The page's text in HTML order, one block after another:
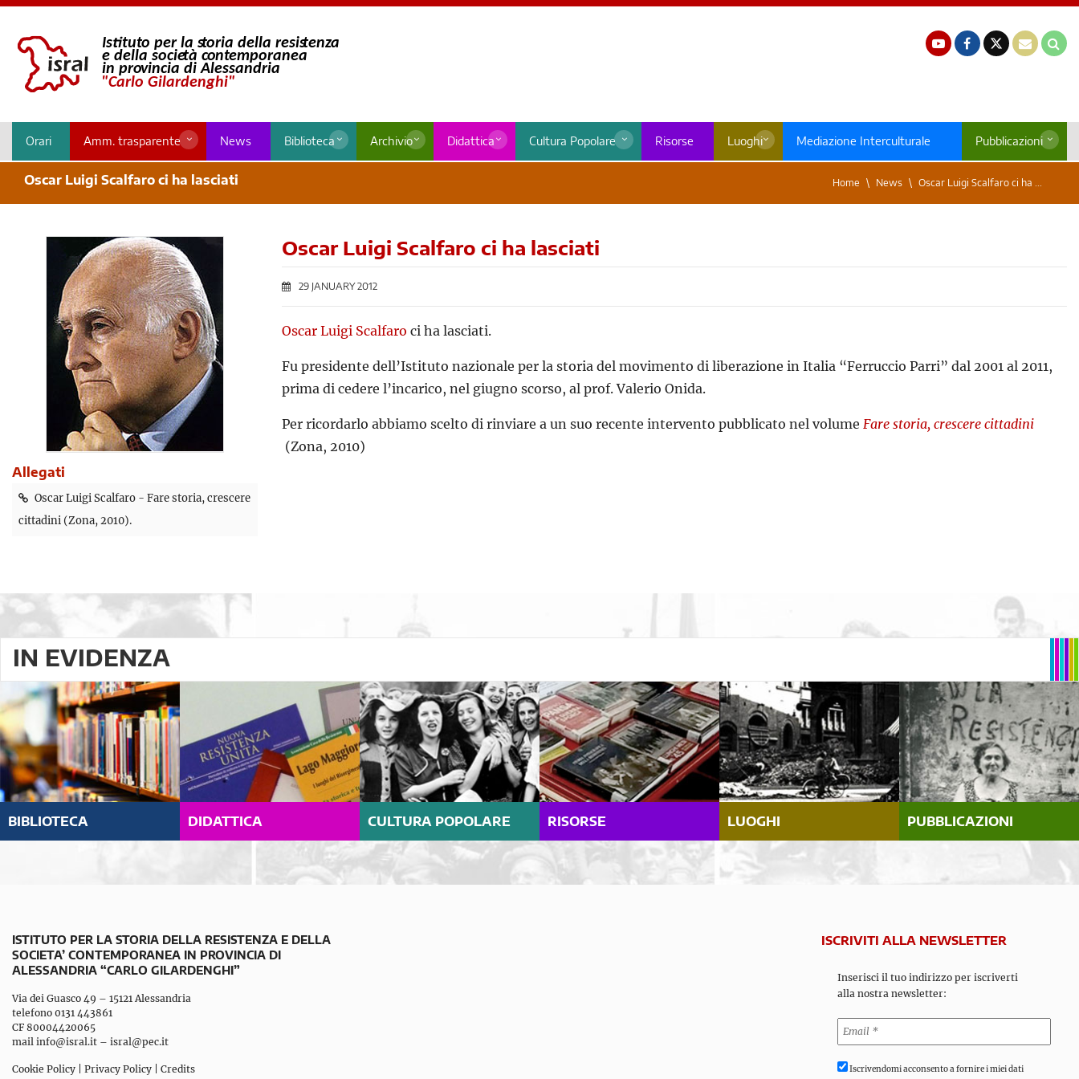
Orari Amm. trasparente News Biblioteca Archivio Didattica Cultura Popolare Risorse Luoghi Mediazione Interculturale Pubblicazioni
Oscar Luigi Scalfaro ci ha lasciati Home News Oscar Luigi Scalfaro ci ha ...
Allegati
Oscar Luigi Scalfaro - Fare storia, crescere
cittadini (Zona, 2010).
Oscar Luigi Scalfaro ci ha lasciati
29 JANUARY 2012
Oscar Luigi Scalfaro ci ha lasciati.
Fu presidente dell’Istituto nazionale per la storia del movimento di liberazione in Italia “Ferruccio Parri” dal 2001 al 2011,
prima di cedere l’incarico, nel giugno scorso, al prof. Valerio Onida.
Per ricordarlo abbiamo scelto di rinviare a un suo recente intervento pubblicato nel volume Fare storia, crescere cittadini
(Zona, 2010)
IN EVIDENZA
BIBLIOTECA DIDATTICA CULTURA POPOLARE RISORSE LUOGHI PUBBLICAZIONI
ISTITUTO PER LA STORIA DELLA RESISTENZA E DELLA
SOCIETA’ CONTEMPORANEA IN PROVINCIA DI
ALESSANDRIA “CARLO GILARDENGHI”
Via dei Guasco 49 – 15121 Alessandria
telefono 0131 443861
CF 80004420065
mail info@isral.it – isral@pec.it
Cookie Policy Privacy Policy Credits
ISCRIVITI ALLA NEWSLETTER
Inserisci il tuo indirizzo per iscriverti
alla nostra newsletter:
Iscrivendomi acconsento a fornire i miei dati